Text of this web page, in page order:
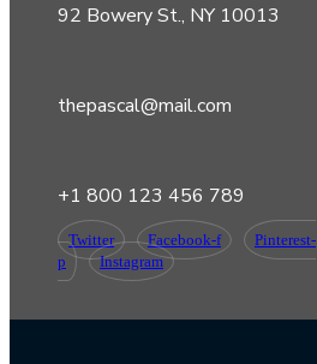
92 Bowery St., NY 10013
thepascal@mail.com
+1 800 123 456 789
Twitter Facebook-f
Pinterest-
p
Instagram